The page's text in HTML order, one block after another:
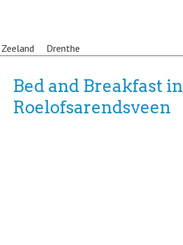
Zeeland Drenthe
Bed and Breakfast in
Roelofsarendsveen